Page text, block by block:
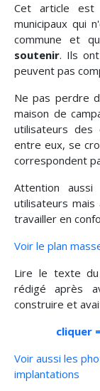
Cet article est
municipaux qui
commune et
soutenir. Ils
peuvent pas
Ne pas perdre
maison de
utilisateurs des
entre eux, se
correspondent
Attention
utilisateurs
travailler en
Voir le plan
Lire le texte du
rédigé après
construire et
cliquer
Voir aussi les
implantations